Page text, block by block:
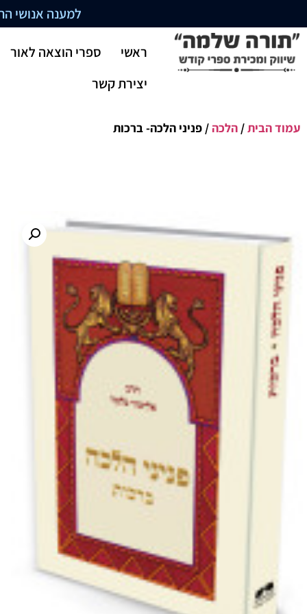
למענה אנושי התקשרו
ראשי
ספרי הוצאה לאור
יצירת קשר
עמוד הבית/ הלכה/ פניני הלכה- ברכות